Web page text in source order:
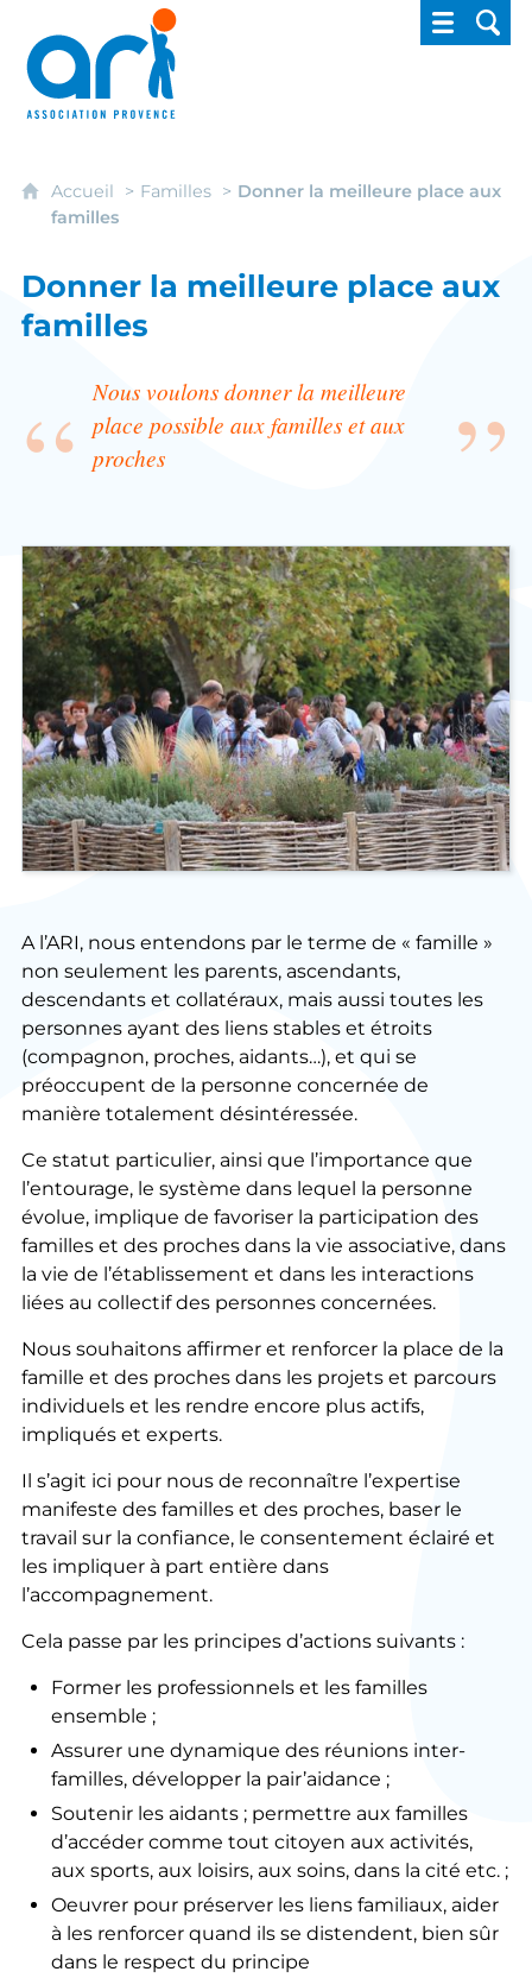
ARI - Association régionale pour
Accueil Familles
Donner la meilleure place aux
familles
Donner la meilleure place aux
familles
Nous voulons donner la meilleure
place possible aux familles et aux
proches
A l’ARI, nous entendons par le terme de « famille »
non seulement les parents, ascendants,
descendants et collatéraux, mais aussi toutes les
personnes ayant des liens stables et étroits
(compagnon, proches, aidants…), et qui se
préoccupent de la personne concernée de
manière totalement désintéressée.
Ce statut particulier, ainsi que l’importance que
l’entourage, le système dans lequel la personne
évolue, implique de favoriser la participation des
familles et des proches dans la vie associative, dans
la vie de l’établissement et dans les interactions
liées au collectif des personnes concernées.
Nous souhaitons affirmer et renforcer la place de la
famille et des proches dans les projets et parcours
individuels et les rendre encore plus actifs,
impliqués et experts.
Il s’agit ici pour nous de reconnaître l’expertise
manifeste des familles et des proches, baser le
travail sur la confiance, le consentement éclairé et
les impliquer à part entière dans
l’accompagnement.
Cela passe par les principes d’actions suivants :
Former les professionnels et les familles
ensemble ;
Assurer une dynamique des réunions inter-
familles, développer la pair’aidance ;
Soutenir les aidants ; permettre aux familles
d’accéder comme tout citoyen aux activités,
aux sports, aux loisirs, aux soins, dans la cité etc. ;
Oeuvrer pour préserver les liens familiaux, aider
à les renforcer quand ils se distendent, bien sûr
dans le respect du principe